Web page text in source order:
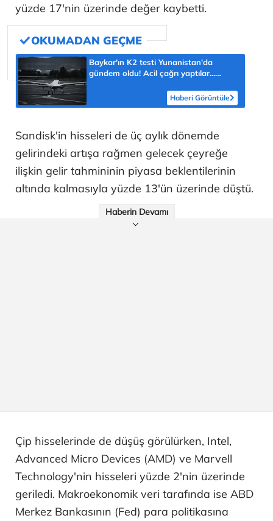
yüzde 17'nin üzerinde değer kaybetti.
Baykar'ın K2 testi Yunanistan'da
gündem oldu! Acil çağrı yaptılar...
Haberi Görüntüle
Sandisk'in hisseleri de üç aylık dönemde
gelirindeki artışa rağmen gelecek çeyreğe
ilişkin gelir tahmininin piyasa beklentilerinin
altında kalmasıyla yüzde 13'ün üzerinde düştü.
Haberin Devamı
Çip hisselerinde de düşüş görülürken, Intel,
Advanced Micro Devices (AMD) ve Marvell
Technology'nin hisseleri yüzde 2'nin üzerinde
geriledi. Makroekonomik veri tarafında ise ABD
Merkez Bankasının (Fed) para politikasına